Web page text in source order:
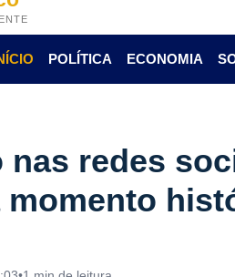
POLÍTICA ECONOMIA
nas redes